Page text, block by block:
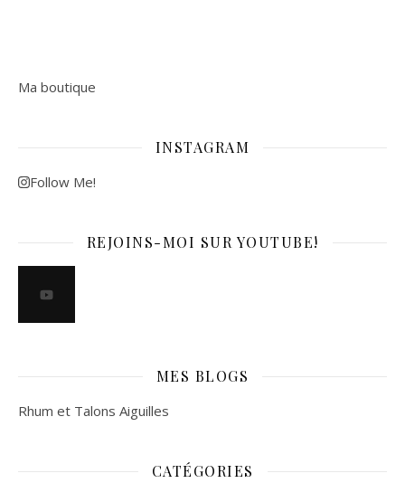
Ma boutique
INSTAGRAM
Follow Me!
REJOINS-MOI SUR YOUTUBE!
MES BLOGS
Rhum et Talons Aiguilles
CATÉGORIES